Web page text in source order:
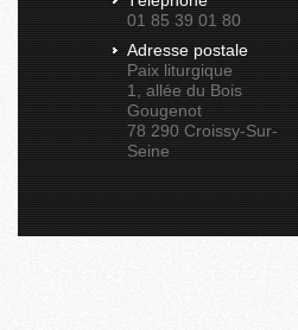
01 85 39 01 80
Adresse postale
Paix liturgique
1, allée du Bois
Gougenot
78 290 Croissy-Sur-
Seine